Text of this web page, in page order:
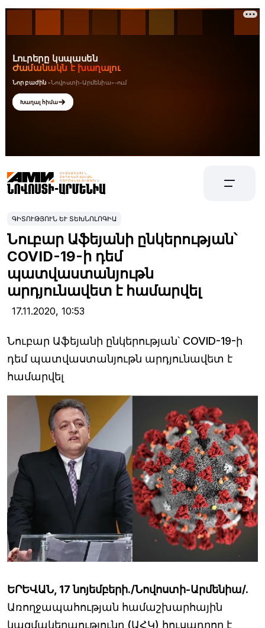
ԳԻՏՈՒԹՅՈՒՆ ԵՒ ՏԵԽՆՈԼՈԳԻԱ
Նուբար Աֆեյանի ընկերության՝
COVID-19-ի դեմ
պատվաստանյութն
արդյունավետ է համարվել
17.11.2020, 10:53
Նուբար Աֆեյանի ընկերության՝ COVID-19-ի
դեմ պատվաստանյութն արդյունավետ է
համարվել
ԵՐԵՎԱՆ, 17 նոյեմբերի./Նովոստի-Արմենիա/.
Առողջապահության համաշխարհային
կազմակերպությունը (ԱՀԿ) հուսադրող է